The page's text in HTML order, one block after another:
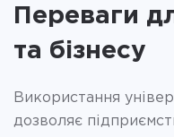
Переваги
та бізнесу
Використання
дозволяє